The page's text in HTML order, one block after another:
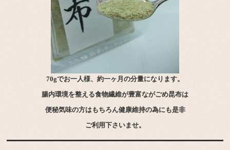
70gでお一人様、約一ヶ月の分量になります。
腸内環境を整える食物繊維が豊富ながごめ昆布は
便秘気味の方はもちろん健康維持の為にも是非
ご利用下さいませ。